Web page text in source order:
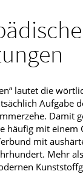
lautet die
Aufgabe
Damit
mit
mit
Mehr